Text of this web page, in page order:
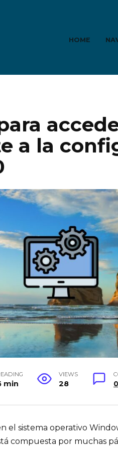
HOME
a la
min
VIEWS
28 0
el sistema operativo
compuesta por muchas